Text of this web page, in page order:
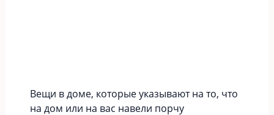
Вещи в доме, которые указывают на то, что
на дом или на вас навели порчу